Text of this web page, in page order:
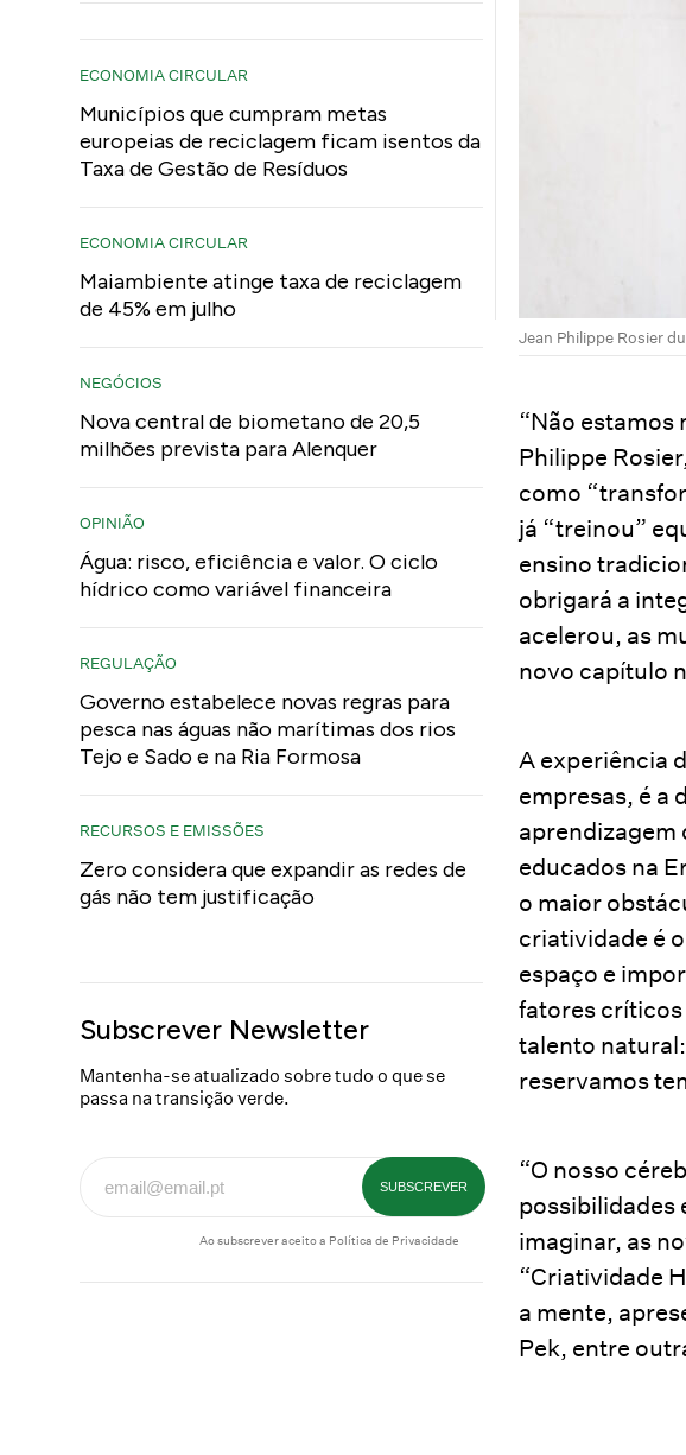
ECONOMIA CIRCULAR
Municípios que cumpram metas
europeias de reciclagem ficam isentos da
Taxa de Gestão de Resíduos
ECONOMIA CIRCULAR
Maiambiente atinge taxa de reciclagem
de 45% em julho
NEGÓCIOS
Nova central de biometano de 20,5
milhões prevista para Alenquer
OPINIÃO
Água: risco, eficiência e valor. O ciclo
hídrico como variável financeira
REGULAÇÃO
Governo estabelece novas regras para
pesca nas águas não marítimas dos rios
Tejo e Sado e na Ria Formosa
RECURSOS E EMISSÕES
Zero considera que expandir as redes de
gás não tem justificação
Subscrever Newsletter
Mantenha-se atualizado sobre tudo o que se
passa na transição verde.
Ao subscrever aceito a Política de Privacidade
Jean Philippe Rosier
“Não estamos
Philippe
como
já “treinou”
ensino
obrigará a
acelerou, as
novo capítulo
A experiência
empresas, é a
aprendizagem
educados na
o maior
criatividade é
espaço e
fatores críticos
talento
reservamos
“O nosso
possibilidades
imaginar, as
“Criatividade
a mente,
Pek, entre